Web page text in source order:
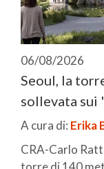
06/08/2026
Seoul, la
sollevata sui
A cura di: Erika
CRA-Carlo